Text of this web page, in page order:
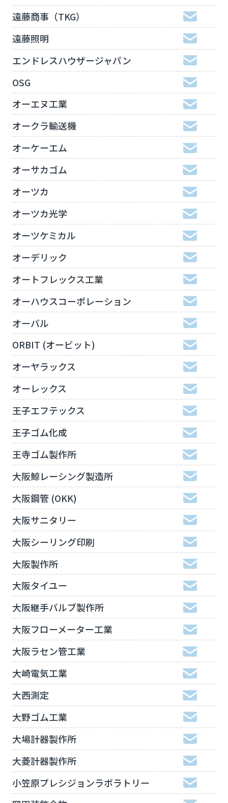
遠藤商事（TKG）
遠藤照明
エンドレスハウザージャパン
OSG
オーエヌ工業
オークラ輸送機
オーケーエム
オーサカゴム
オーツカ
オーツカ光学
オーツケミカル
オーデリック
オートフレックス工業
オーハウスコーポレーション
オーバル
ORBIT (オービット)
オーヤラックス
オーレックス
王子エフテックス
王子ゴム化成
王寺ゴム製作所
大阪鯨レーシング製造所
大阪鋼管 (OKK)
大阪サニタリー
大阪シーリング印刷
大阪製作所
大阪タイユー
大阪継手バルブ製作所
大阪フローメーター工業
大阪ラセン管工業
大崎電気工業
大西測定
大野ゴム工業
大場計器製作所
大菱計器製作所
小笠原プレシジョンラボラトリー